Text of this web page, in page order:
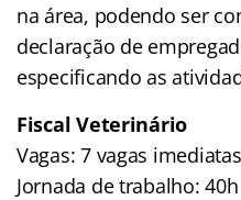
na área, podendo ser
declaração de
especificando as
Fiscal Veterinário
Vagas: 7 vagas
Jornada de trabalho: 40h